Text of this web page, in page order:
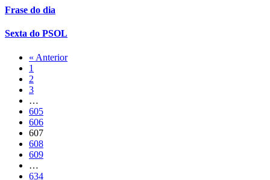
Frase do dia
Sexta do PSOL
« Anterior
1
2
3
…
605
606
607
608
609
…
634